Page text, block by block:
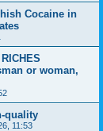
Cocaine in
or woman,
quality
11:53